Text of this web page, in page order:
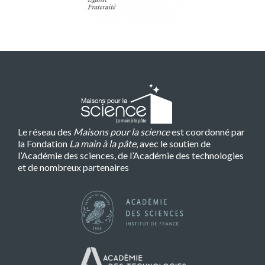
Le réseau des Maisons pour la scienceest coordonné par
la Fondation La main à la pâte, avec le soutien de
l’Académie des sciences, de l’Académie des technologies
et de nombreux partenaires